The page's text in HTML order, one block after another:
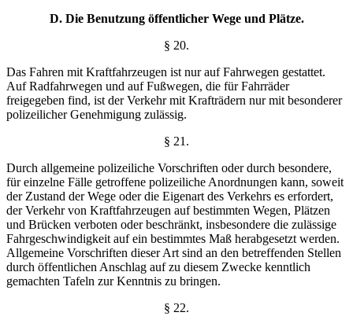
D. Die Benutzung öffentlicher Wege und Plätze.
§ 20.
Das Fahren mit Kraftfahrzeugen ist nur auf Fahrwegen gestattet.
Auf Radfahrwegen und auf Fußwegen, die für Fahrräder
freigegeben find, ist der Verkehr mit Krafträdern nur mit besonderer
polizeilicher Genehmigung zulässig.
§ 21.
Durch allgemeine polizeiliche Vorschriften oder durch besondere,
für einzelne Fälle getroffene polizeiliche Anordnungen kann, soweit
der Zustand der Wege oder die Eigenart des Verkehrs es erfordert,
der Verkehr von Kraftfahrzeugen auf bestimmten Wegen, Plätzen
und Brücken verboten oder beschränkt, insbesondere die zulässige
Fahrgeschwindigkeit auf ein bestimmtes Maß herabgesetzt werden.
Allgemeine Vorschriften dieser Art sind an den betreffenden Stellen
durch öffentlichen Anschlag auf zu diesem Zwecke kenntlich
gemachten Tafeln zur Kenntnis zu bringen.
§ 22.